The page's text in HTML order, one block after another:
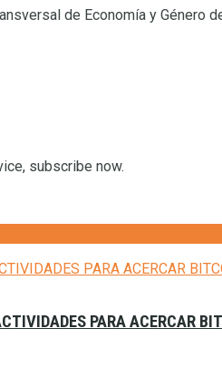
de Economía y Género
subscribe now.
PARA ACERCAR